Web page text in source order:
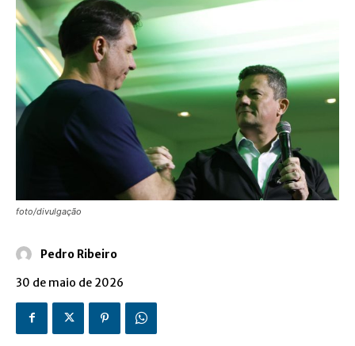
foto/divulgação
Pedro Ribeiro
30 de maio de 2026